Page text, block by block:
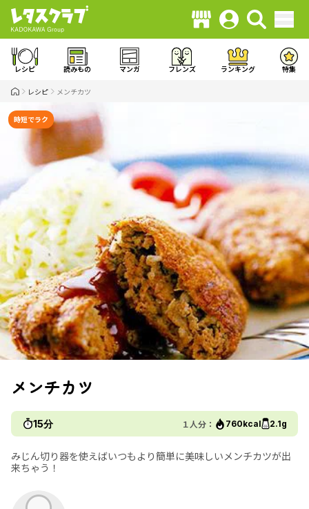
レシピ 読みもの マンガ フレンズ ランキング 特集
レシピ メンチカツ
時短でラク
メンチカツ
15分 １人分： 760kcal 2.1g
みじん切り器を使えばいつもより簡単に美味しいメンチカツが出
来ちゃう！